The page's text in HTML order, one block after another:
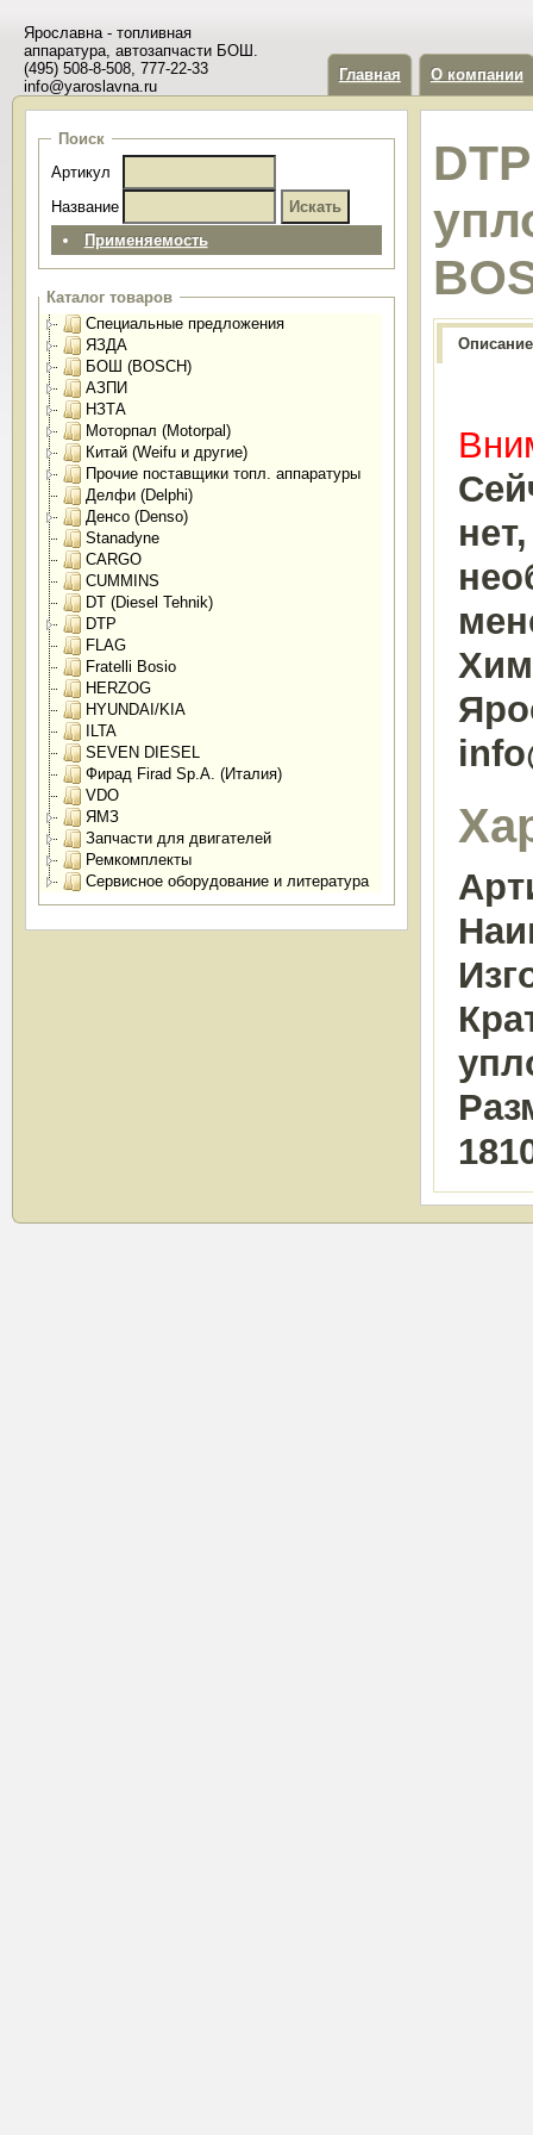
Ярославна - топливная
аппаратура, автозапчасти БОШ.
(495) 508-8-508, 777-22-33
info@yaroslavna.ru
Главная О компании
Поиск
Артикул
Название
Применяемость
Каталог товаров
Специальные предложения
ЯЗДА
БОШ (BOSCH)
АЗПИ
НЗТА
Моторпал (Motorpal)
Китай (Weifu и другие)
Прочие поставщики топл. аппаратуры
Делфи (Delphi)
Денсо (Denso)
Stanadyne
CARGO
CUMMINS
DT (Diesel Tehnik)
DTP
FLAG
Fratelli Bosio
HERZOG
HYUNDAI/KIA
ILTA
SEVEN DIESEL
Фирад Firad Sp.A. (Италия)
VDO
ЯМЗ
Запчасти для двигателей
Ремкомплекты
Сервисное оборудование и литература
Описание